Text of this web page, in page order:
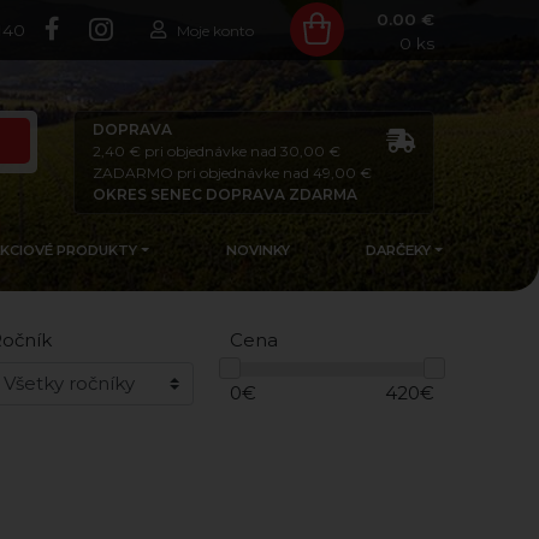
Moje konto
0.00 €
0 ks
DOPRAVA
2,40 € pri objednávke nad 30,00 €
ZADARMO pri objednávke nad 49,00 €
OKRES SENEC DOPRAVA ZDARMA
PRODUKTY NOVINKY DARČEKY
Cena
0€ 420€